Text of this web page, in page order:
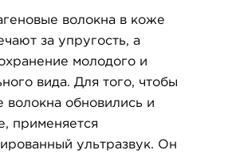
волокна в коже
за упругость, а
молодого и
вида. Для того, чтобы
волокна обновились и
применяется
ультразвук. Он